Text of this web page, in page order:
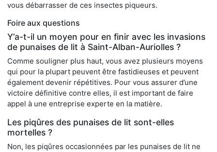
vous débarrasser de ces insectes piqueurs.
Foire aux questions
Y’a-t-il un moyen pour en finir avec les invasions
de punaises de lit à Saint-Alban-Auriolles ?
Comme souligner plus haut, vous avez plusieurs moyens
qui pour la plupart peuvent être fastidieuses et peuvent
également devenir répétitives. Pour vous assurer d’une
victoire définitive contre elles, il est important de faire
appel à une entreprise experte en la matière.
Les piqûres des punaises de lit sont-elles
mortelles ?
Non, les piqûres occasionnées par les punaises de lit ne